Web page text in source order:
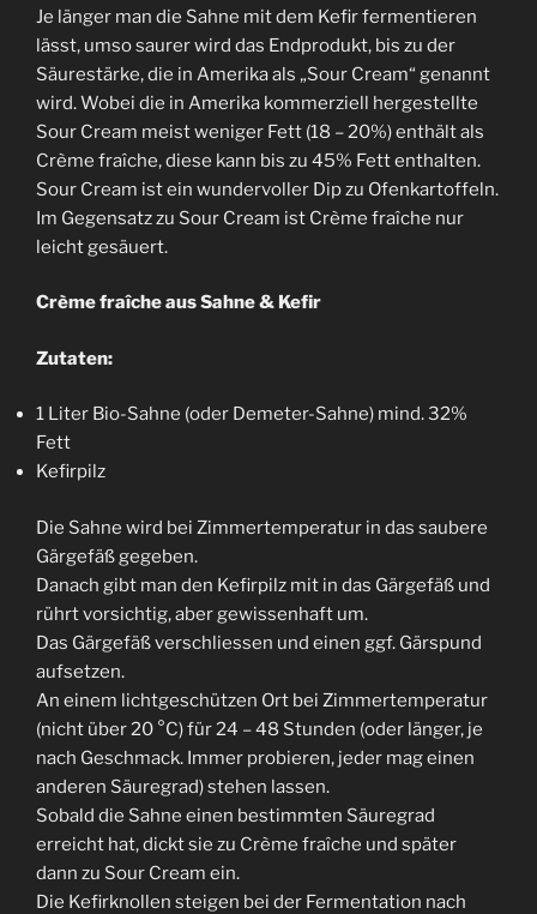
Je länger man die Sahne mit dem Kefir fermentieren
lässt, umso saurer wird das Endprodukt, bis zu der
Säurestärke, die in Amerika als „Sour Cream“ genannt
wird. Wobei die in Amerika kommerziell hergestellte
Sour Cream meist weniger Fett (18 – 20%) enthält als
Crème fraîche, diese kann bis zu 45% Fett enthalten.
Sour Cream ist ein wundervoller Dip zu Ofenkartoffeln.
Im Gegensatz zu Sour Cream ist Crème fraîche nur
leicht gesäuert.
Crème fraîche aus Sahne & Kefir
Zutaten:
1 Liter Bio-Sahne (oder Demeter-Sahne) mind. 32%
Fett
Kefirpilz
Die Sahne wird bei Zimmertemperatur in das saubere
Gärgefäß gegeben.
Danach gibt man den Kefirpilz mit in das Gärgefäß und
rührt vorsichtig, aber gewissenhaft um.
Das Gärgefäß verschliessen und einen ggf. Gärspund
aufsetzen.
An einem lichtgeschützen Ort bei Zimmertemperatur
(nicht über 20 °C) für 24 – 48 Stunden (oder länger, je
nach Geschmack. Immer probieren, jeder mag einen
anderen Säuregrad) stehen lassen.
Sobald die Sahne einen bestimmten Säuregrad
erreicht hat, dickt sie zu Crème fraîche und später
dann zu Sour Cream ein.
Die Kefirknollen steigen bei der Fermentation nach